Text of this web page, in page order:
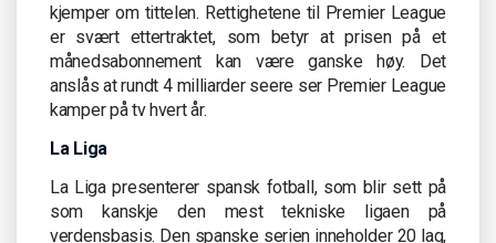
kjemper om tittelen. Rettighetene til Premier League
er svært ettertraktet, som betyr at prisen på et
månedsabonnement kan være ganske høy. Det
anslås at rundt 4 milliarder seere ser Premier League
kamper på tv hvert år.
La Liga
La Liga presenterer spansk fotball, som blir sett på
som kanskje den mest tekniske ligaen på
verdensbasis. Den spanske serien inneholder 20 lag,